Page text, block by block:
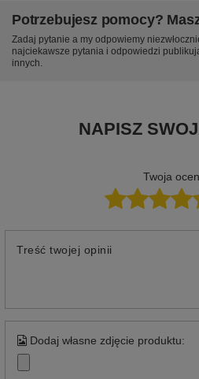
Potrzebujesz pomocy?
Zadaj pytanie a my odpowiemy
najciekawsze pytania i odpowiedzi
innych.
NAPISZ
Twoja
Treść twojej opinii
Dodaj własne zdjęcie produktu: